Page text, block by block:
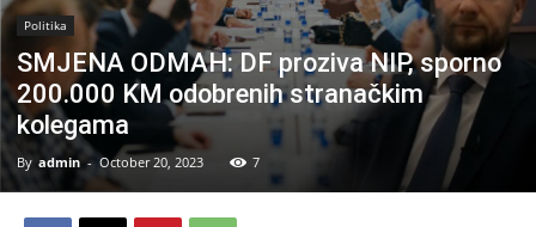
Politika
SMJENA ODMAH: DF proziva NIP, sporno
200.000 KM odobrenih stranačkim
kolegama
By admin - October 20, 2023 7